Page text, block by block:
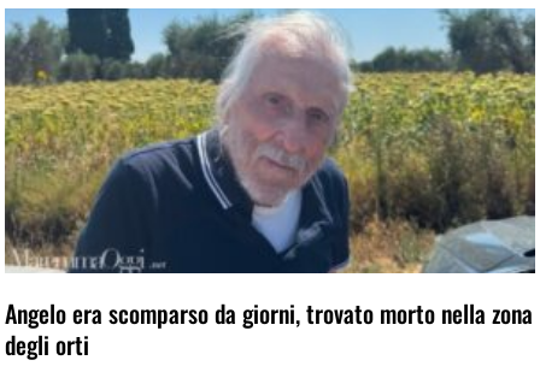
Angelo era scomparso da giorni, trovato morto nella zona
degli orti